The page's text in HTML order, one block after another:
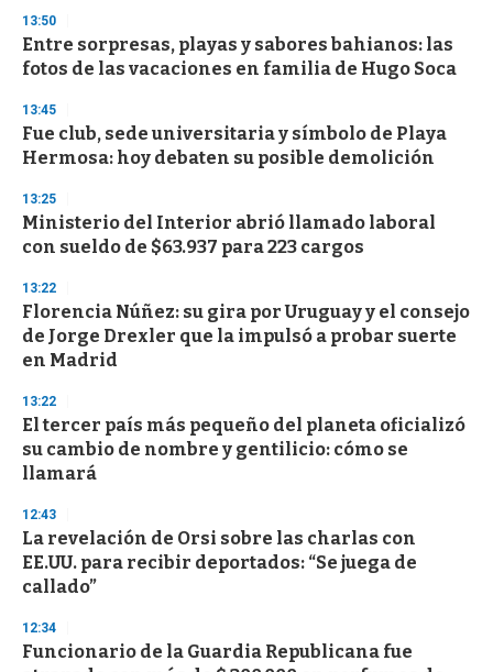
3
s
e
c
n
d
s
13:50
Entre sorpresas, playas y sabores bahianos: las
fotos de las vacaciones en familia de Hugo Soca
13:45
Fue club, sede universitaria y símbolo de Playa
Hermosa: hoy debaten su posible demolición
13:25
Ministerio del Interior abrió llamado laboral
con sueldo de $63.937 para 223 cargos
13:22
Florencia Núñez: su gira por Uruguay y el consejo
de Jorge Drexler que la impulsó a probar suerte
en Madrid
13:22
El tercer país más pequeño del planeta oficializó
su cambio de nombre y gentilicio: cómo se
llamará
12:43
La revelación de Orsi sobre las charlas con
EE.UU. para recibir deportados: “Se juega de
callado”
12:34
Funcionario de la Guardia Republicana fue